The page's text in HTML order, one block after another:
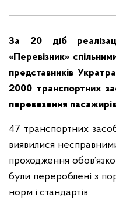
За 20 діб
«Перевізник»
представників
2000 транспортних
перевезення
47 транспортних
виявилися
проходження
були перероблені з
норм і стандартів.